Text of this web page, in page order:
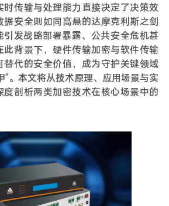
时传输与处理能力直接决定了决策效
据安全则如同高悬的达摩克利斯之剑
发战略部署暴露、公共安全危机甚
此背景下，硬件传输加密与软件传输
替代的安全价值，成为守护关键领域
"。本文将从技术原理、应用场景与实
度剖析两类加密技术在核心场景中的